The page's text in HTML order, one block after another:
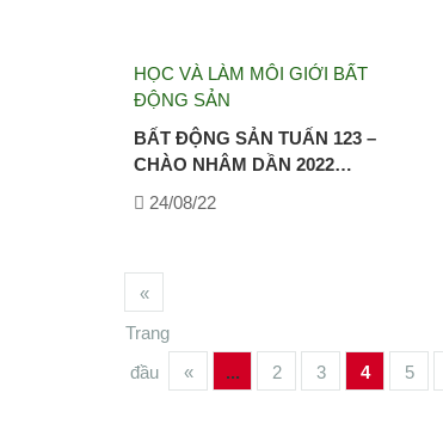
HỌC VÀ LÀM MÔI GIỚI BẤT
ĐỘNG SẢN
BẤT ĐỘNG SẢN TUẤN 123 –
CHÀO NHÂM DẦN 2022…
24/08/22
«
Trang
đầu
« ... 2 3 4 5